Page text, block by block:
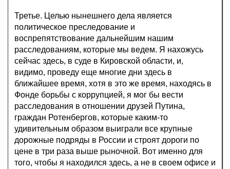
Третье. Целью нынешнего дела является
политическое преследование и
воспрепятствование дальнейшим нашим
расследованиям, которые мы ведем. Я нахожусь
сейчас здесь, в суде в Кировской области, и,
видимо, проведу еще многие дни здесь в
ближайшее время, хотя в это же время, находясь в
Фонде борьбы с коррупцией, я мог бы вести
расследования в отношении друзей Путина,
граждан Ротенбергов, которые каким-то
удивительным образом выиграли все крупные
дорожные подряды в России и строят дороги по
цене в три раза выше рыночной. Вот именно для
того, чтобы я находился здесь, а не в своем офисе и